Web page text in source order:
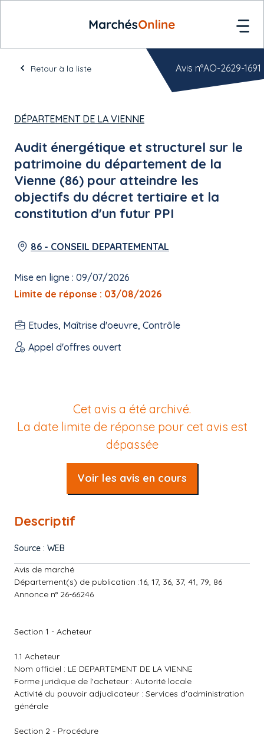
Retour à la liste
DÉPARTEMENT DE LA VIENNE
Audit énergétique et structurel sur le
patrimoine du département de la
Vienne (86) pour atteindre les
objectifs du décret tertiaire et la
constitution d'un futur PPI
86 - CONSEIL DEPARTEMENTAL
Mise en ligne : 09/07/2026
Limite de réponse : 03/08/2026
Etudes, Maîtrise d'oeuvre, Contrôle
Appel d'offres ouvert
Avis n°AO-2629-1691
Cet avis a été archivé.
La date limite de réponse pour cet avis est
dépassée
Voir les avis en cours
Descriptif
Source : WEB
Avis de marché
Département(s) de publication :16, 17, 36, 37, 41, 79, 86
Annonce n° 26-66246
Section 1 - Acheteur
1.1 Acheteur
Nom officiel : LE DEPARTEMENT DE LA VIENNE
Forme juridique de l'acheteur : Autorité locale
Activité du pouvoir adjudicateur : Services d'administration
générale
Section 2 - Procédure